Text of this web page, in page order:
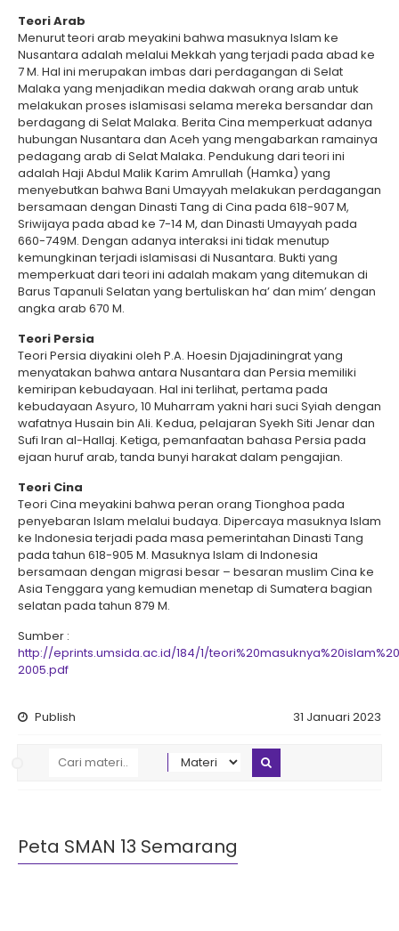
Teori Arab
Menurut teori arab meyakini bahwa masuknya Islam ke
Nusantara adalah melalui Mekkah yang terjadi pada abad ke
7 M. Hal ini merupakan imbas dari perdagangan di Selat
Malaka yang menjadikan media dakwah orang arab untuk
melakukan proses islamisasi selama mereka bersandar dan
berdagang di Selat Malaka. Berita Cina memperkuat adanya
hubungan Nusantara dan Aceh yang mengabarkan ramainya
pedagang arab di Selat Malaka. Pendukung dari teori ini
adalah Haji Abdul Malik Karim Amrullah (Hamka) yang
menyebutkan bahwa Bani Umayyah melakukan perdagangan
bersamaan dengan Dinasti Tang di Cina pada 618-907 M,
Sriwijaya pada abad ke 7-14 M, dan Dinasti Umayyah pada
660-749M. Dengan adanya interaksi ini tidak menutup
kemungkinan terjadi islamisasi di Nusantara. Bukti yang
memperkuat dari teori ini adalah makam yang ditemukan di
Barus Tapanuli Selatan yang bertuliskan ha’ dan mim’ dengan
angka arab 670 M.
Teori Persia
Teori Persia diyakini oleh P.A. Hoesin Djajadiningrat yang
menyatakan bahwa antara Nusantara dan Persia memiliki
kemiripan kebudayaan. Hal ini terlihat, pertama pada
kebudayaan Asyuro, 10 Muharram yakni hari suci Syiah dengan
wafatnya Husain bin Ali. Kedua, pelajaran Syekh Siti Jenar dan
Sufi Iran al-Hallaj. Ketiga, pemanfaatan bahasa Persia pada
ejaan huruf arab, tanda bunyi harakat dalam pengajian.
Teori Cina
Teori Cina meyakini bahwa peran orang Tionghoa pada
penyebaran Islam melalui budaya. Dipercaya masuknya Islam
ke Indonesia terjadi pada masa pemerintahan Dinasti Tang
pada tahun 618-905 M. Masuknya Islam di Indonesia
bersamaan dengan migrasi besar – besaran muslim Cina ke
Asia Tenggara yang kemudian menetap di Sumatera bagian
selatan pada tahun 879 M.
Sumber :
http://eprints.umsida.ac.id/184/1/
2005.pdf
Publish 31 Januari 2023
Peta SMAN 13 Semarang